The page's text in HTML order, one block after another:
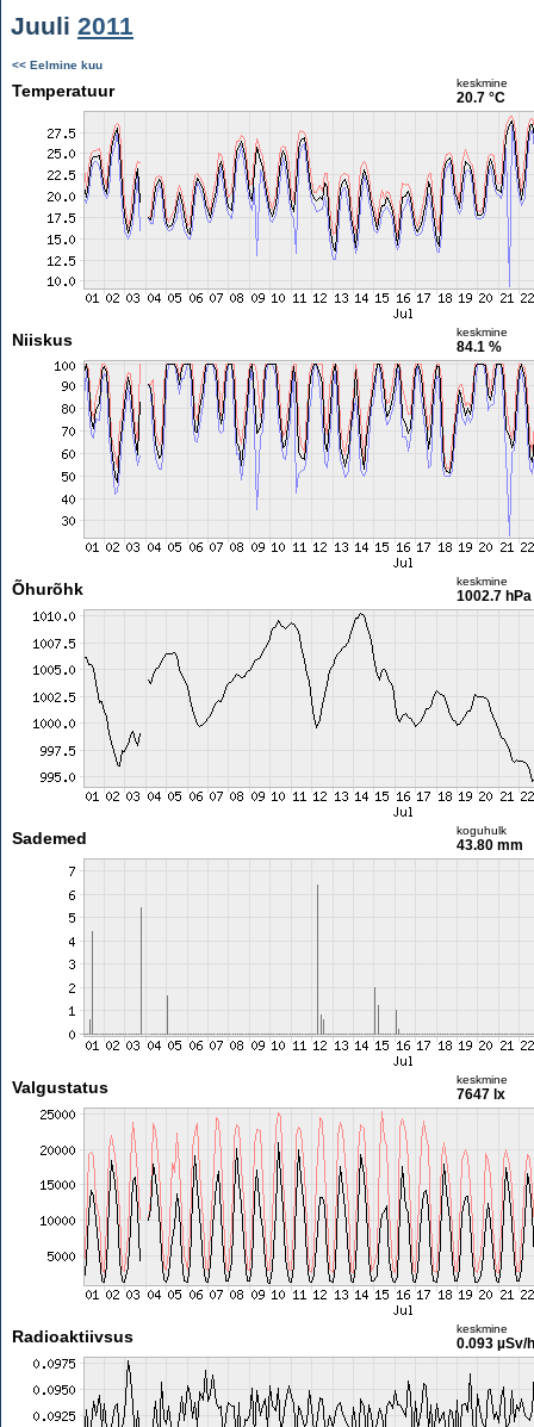
Juuli 2011
<< Eelmine kuu
Temperatuur keskmine
20.7 °C
Niiskus keskmine
84.1 %
Õhurõhk keskmine
1002.7 hPa
Sademed koguhulk
43.80 mm
Valgustatus keskmine
7647 lx
Radioaktiivsus keskmine
0.093 µSv/h